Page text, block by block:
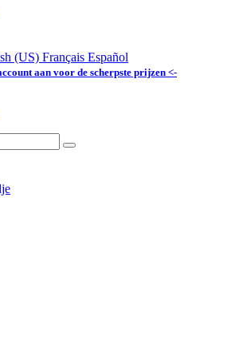
(US) Français Español
aan voor de scherpste prijzen <-